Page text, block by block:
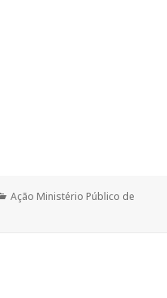
Categorias
Ação Ministério Público de